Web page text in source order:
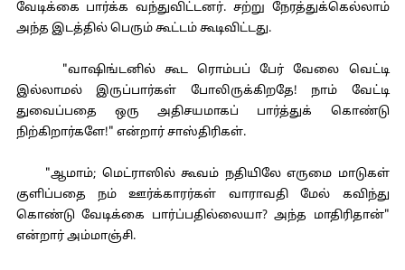
வேடிக்கை பார்க்க வந்துவிட்டனர். சற்று நேரத்துக்கெல்லாம்
அந்த இடத்தில் பெரும் கூட்டம் கூடிவிட்டது.
"வாஷிங்டனில் கூட ரொம்பப் பேர் வேலை வெட்டி
இல்லாமல் இருப்பார்கள் போலிருக்கிறதே! நாம் வேட்டி
துவைப்பதை ஒரு அதிசயமாகப் பார்த்துக் கொண்டு
நிற்கிறார்களே!" என்றார் சாஸ்திரிகள்.
"ஆமாம்; மெட்ராஸில் கூவம் நதியிலே எருமை மாடுகள்
குளிப்பதை நம் ஊர்க்காரர்கள் வாராவதி மேல் கவிந்து
கொண்டு வேடிக்கை பார்ப்பதில்லையா? அந்த மாதிரிதான்"
என்றார் அம்மாஞ்சி.